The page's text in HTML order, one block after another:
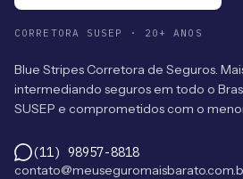
CORRETORA SUSEP · 20+ ANOS
Blue Stripes Corretora de Seguros.
intermediando seguros em todo o
SUSEP e comprometidos com o
(11) 98957-8818